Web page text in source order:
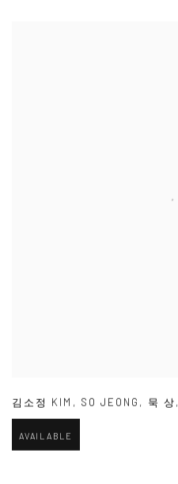
김소정 KIM , SO JEONG , 묵 상,
AVAILABLE